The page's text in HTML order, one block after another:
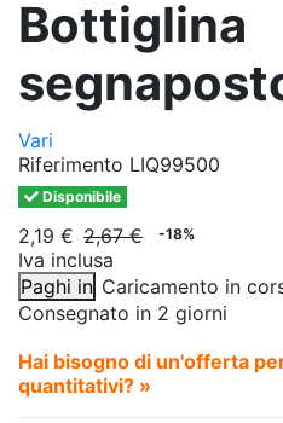
Bottiglina
Vari
Riferimento LIQ99500
Disponibile
2,19 € 2,67 € -18%
Iva inclusa
Paghi in Caricamento in
Consegnato in 2 giorni
Hai bisogno di un'offerta
quantitativi? »